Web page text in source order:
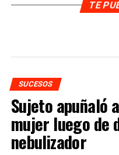
TE
SUCESOS
Sujeto apuñaló
mujer luego de
nebulizador